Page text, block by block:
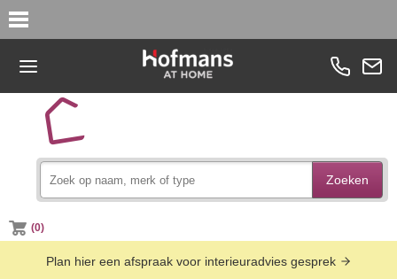
Zoeken
(0)
Plan hier een afspraak voor interieuradvies gesprek